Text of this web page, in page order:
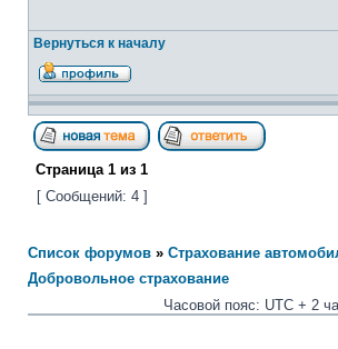
Вернуться к началу
Страница 1 из 1
[ Сообщений: 4 ]
Список форумов » Страхование
Добровольное страхование
Часовой пояс: UTC + 2